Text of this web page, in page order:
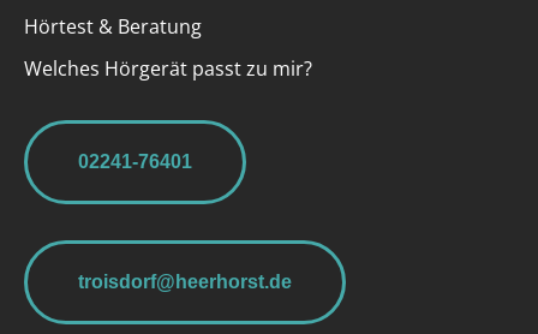
Hörtest & Beratung
Welches Hörgerät passt zu mir?
02241-76401
troisdorf@heerhorst.de